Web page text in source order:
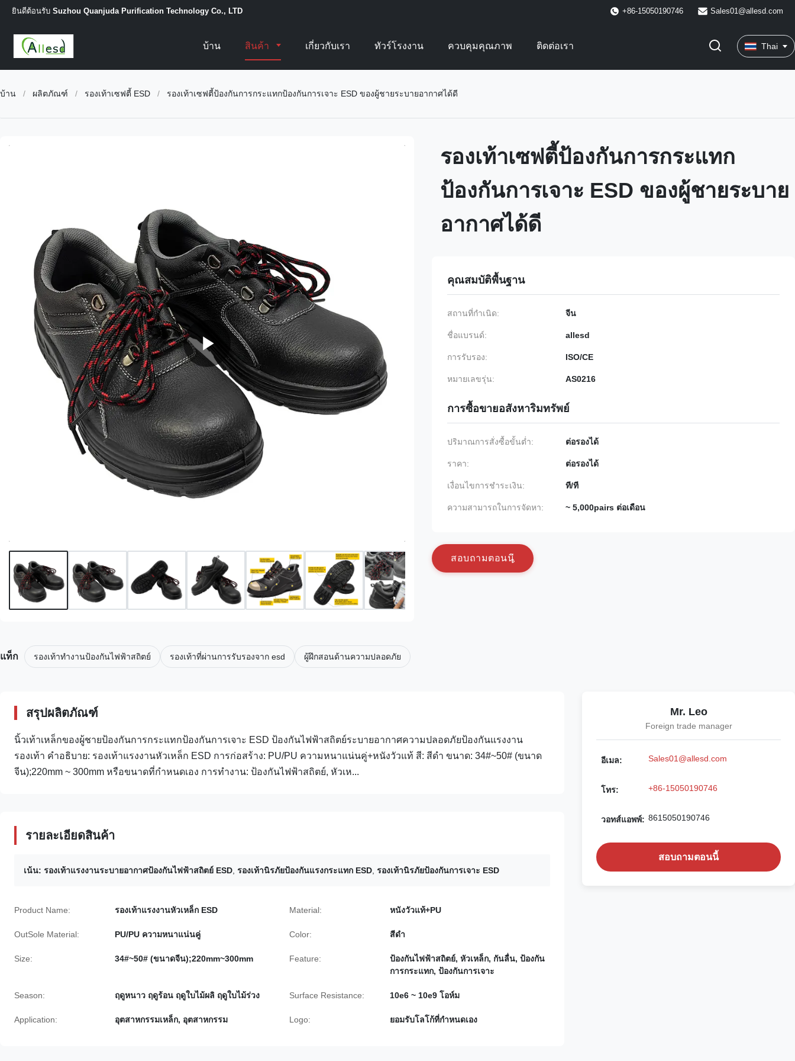
ยินดีต้อนรับ Suzhou Quanjuda Purification Technology Co., LTD +86-15050190746 Sales01@allesd.com
บ้าน สินค้า เกี่ยวกับเรา ทัวร์โรงงาน ควบคุมคุณภาพ ติดต่อเรา Thai
บ้าน / ผลิตภัณฑ์ / รองเท้าเซฟตี้ ESD / รองเท้าเซฟตี้ป้องกันการกระแทกป้องกันการเจาะ ESD ของผู้ชายระบายอากาศได้ดี
รองเท้าเซฟตี้ป้องกันการกระแทก
ป้องกันการเจาะ ESD ของผู้ชายระบาย
อากาศได้ดี
คุณสมบัติพื้นฐาน
สถานที่กำเนิด: จีน
ชื่อแบรนด์: allesd
การรับรอง: ISO/CE
หมายเลขรุ่น: AS0216
การซื้อขายอสังหาริมทรัพย์
ปริมาณการสั่งซื้อขั้นต่ำ: ต่อรองได้
ราคา: ต่อรองได้
เงื่อนไขการชำระเงิน: ที/ที
ความสามารถในการจัดหา: ~ 5,000pairs ต่อเดือน
สอบถามตอนน
แท็ก รองเท้าทำงานป้องกันไฟฟ้าสถิตย์ รองเท้าที่ผ่านการรับรองจาก esd ผู้ฝึกสอนด้านความปลอดภัย
สรุปผลิตภัณฑ์
นิ้วเท้าเหล็กของผู้ชายป้องกันการกระแทกป้องกันการเจาะ ESD ป้องกันไฟฟ้าสถิตย์ระบายอากาศความปลอดภัยป้องกันแรงงาน
รองเท้า คำอธิบาย: รองเท้าแรงงานหัวเหล็ก ESD การก่อสร้าง: PU/PU ความหนาแน่นคู่+หนังวัวแท้ สี: สีดำ ขนาด: 34#~50# (ขนาด
จีน);220mm ~ 300mm หรือขนาดที่กำหนดเอง การทำงาน: ป้องกันไฟฟ้าสถิตย์, หัวเห...
รายละเอียดสินค้า
เน้น: รองเท้าแรงงานระบายอากาศป้องกันไฟฟ้าสถิตย์ ESD รองเท้านิรภัยป้องกันแรงกระแทก ESD รองเท้านิรภัยป้องกันการเจาะ ESD
Product Name: รองเท้าแรงงานหัวเหล็ก ESD Material: หนังวัวแท้+PU
OutSole Material: PU/PU ความหนาแน่นคู่ Color: สีดำ
Size: 34#~50# (ขนาดจีน);220mm~300mm Feature:
ป้องกันไฟฟ้าสถิตย์, หัวเหล็ก, กันลื่น, ป้องกัน
การกระแทก, ป้องกันการเจาะ
Season: ฤดูหนาว ฤดูร้อน ฤดูใบไม้ผลิ ฤดูใบไม้ร่วง Surface Resistance: 10e6 ~ 10e9 โอห์ม
Application: อุตสาหกรรมเหล็ก, อุตสาหกรรม Logo: ยอมรับโลโก้ที่กำหนดเอง
Mr. Leo
Foreign trade manager
อีเมล: Sales01@allesd.com
โทร: +86-15050190746
วอทส์แอพพ์: 8615050190746
สอบถามตอนนี้